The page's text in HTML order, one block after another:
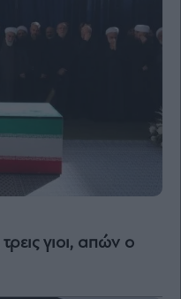
γιοι, απών ο